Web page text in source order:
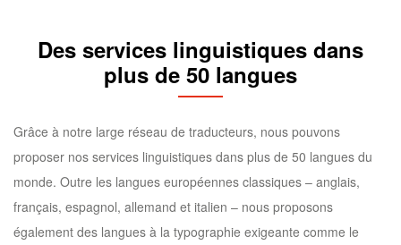
Des services linguistiques dans
plus de 50 langues
Grâce à notre large réseau de traducteurs, nous pouvons
proposer nos services linguistiques dans plus de 50 langues du
monde. Outre les langues européennes classiques – anglais,
français, espagnol, allemand et italien – nous proposons
également des langues à la typographie exigeante comme le